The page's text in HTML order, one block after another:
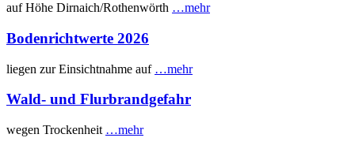
auf Höhe Dirnaich/Rothenwörth …mehr
Bodenrichtwerte 2026
liegen zur Einsichtnahme auf …mehr
Wald- und Flurbrandgefahr
wegen Trockenheit …mehr